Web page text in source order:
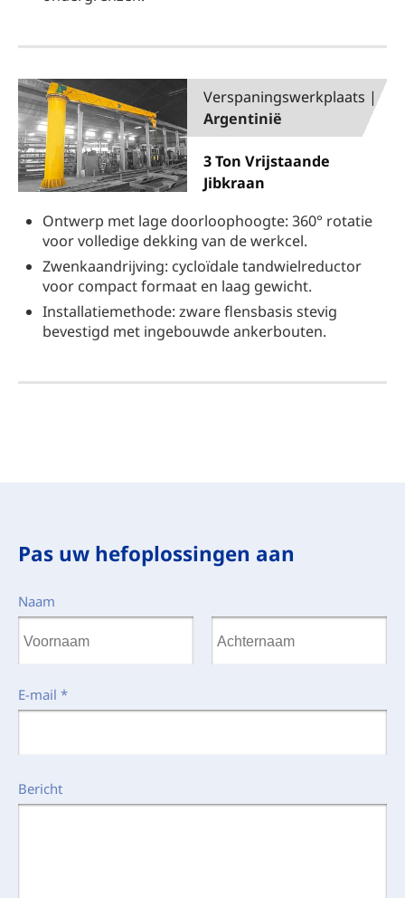
Verspaningswerkplaats |
Argentinië
3 Ton Vrijstaande
Jibkraan
Ontwerp met lage doorloophoogte: 360° rotatie
voor volledige dekking van de werkcel.
Zwenkaandrijving: cycloïdale tandwielreductor
voor compact formaat en laag gewicht.
Installatiemethode: zware flensbasis stevig
bevestigd met ingebouwde ankerbouten.
Pas uw hefoplossingen aan
Naam
E-mail *
Bericht